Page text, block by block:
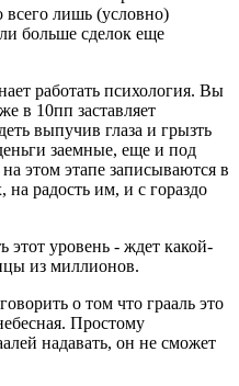
всего лишь (условно)
больше сделок еще
работать психология. Вы
в 10пп заставляет
выпучив глаза и грызть
заемные, еще и под
этом этапе записываются в
радость им, и с гораздо
этот уровень - ждет какой-
из миллионов.
о том что грааль это
Простому
надавать, он не сможет